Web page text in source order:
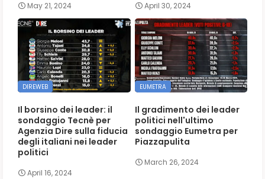
May 21, 2024 April 30, 2024
DIREWEB
Il borsino dei leader: il
sondaggio Tecnè per
Agenzia Dire sulla fiducia
degli italiani nei leader
politici
April 16, 2024
EUMETRA
Il gradimento dei leader
politici nell'ultimo
sondaggio Eumetra per
Piazzapulita
March 26, 2024